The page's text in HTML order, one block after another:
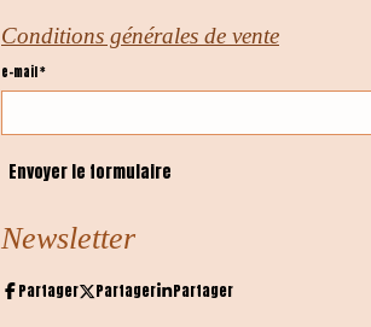
Conditions générales de vente
e-mail *
Envoyer le formulaire
Newsletter
Partager Partager Partager